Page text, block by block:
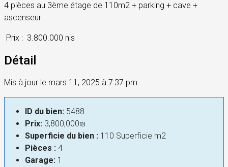
4 pièces au 3ème étage de 110m2 + parking + cave +
ascenseur
Prix : 3.800.000 nis
Détail
Mis à jour le mars 11, 2025 à 7:37 pm
ID du bien: 5488
Prix: 3,800,000₪
Superficie du bien : 110 Superficie m2
Pièces : 4
Garage: 1